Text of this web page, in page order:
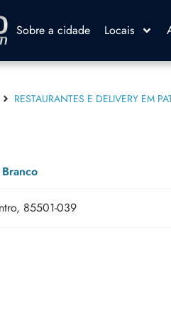
Sobre a cidade Locais
RESTAURANTES E DELIVERY EM
85501-039